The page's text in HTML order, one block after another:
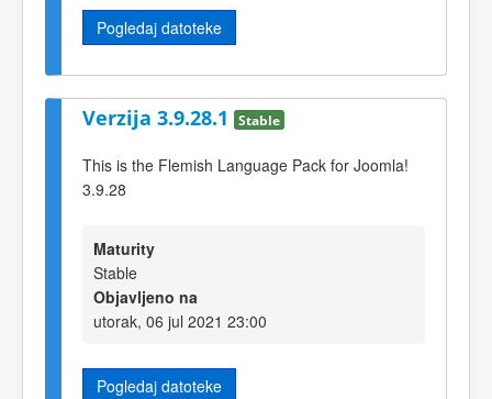
Pogledaj datoteke
Verzija 3.9.28.1 Stable
This is the Flemish Language Pack for Joomla!
3.9.28
Maturity
Stable
Objavljeno na
utorak, 06 jul 2021 23:00
Pogledaj datoteke